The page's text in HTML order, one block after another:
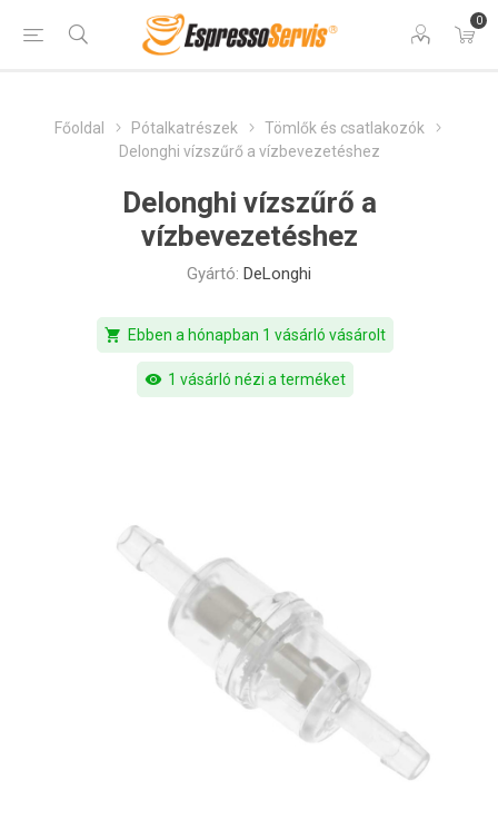
0
Főoldal Pótalkatrészek
Tömlők és csatlakozók
Delonghi vízszűrő a vízbevezetéshez
Delonghi vízszűrő a
vízbevezetéshez
Gyártó: DeLonghi
shopping_cart Ebben a hónapban 1 vásárló vásárolt
visibility 1 vásárló nézi a terméket